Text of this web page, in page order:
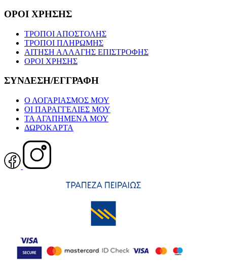
ΟΡΟΙ ΧΡΗΣΗΣ
ΤΡΟΠΟΙ ΑΠΟΣΤΟΛΗΣ
ΤΡΟΠΟΙ ΠΛΗΡΩΜΗΣ
ΑΙΤΗΣΗ ΑΛΛΑΓΗΣ ΕΠΙΣΤΡΟΦΗΣ
ΟΡΟΙ ΧΡΗΣΗΣ
ΣΥΝΔΕΣΗ/ΕΓΓΡΑΦΗ
Ο ΛΟΓΑΡΙΑΣΜΟΣ ΜΟΥ
ΟΙ ΠΑΡΑΓΓΕΛΙΕΣ ΜΟΥ
ΤΑ ΑΓΑΠΗΜΕΝΑ ΜΟΥ
ΔΩΡΟΚΑΡΤΑ